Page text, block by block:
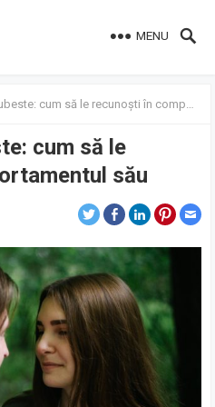
MENU
cum să le recunoști în comportamentul său
cum să le
său